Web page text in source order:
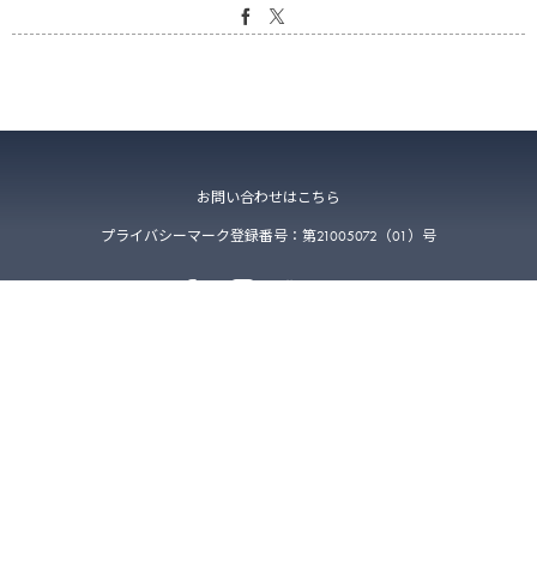
お問い合わせはこちら
プライバシーマーク登録番号：第21005072（01）号